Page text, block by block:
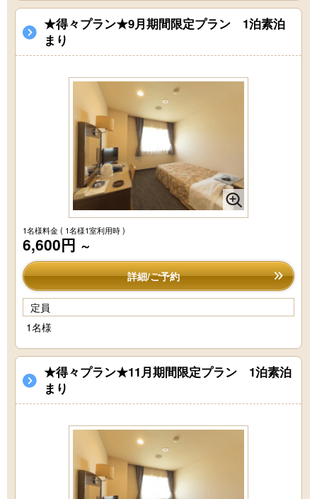
★得々プラン★9月期間限定プラン 1泊素泊
まり
1名様料金( 1名様1室利用時 )
6,600円 ～
詳細/ご予約
定員
1名様
★得々プラン★11月期間限定プラン 1泊素泊
まり